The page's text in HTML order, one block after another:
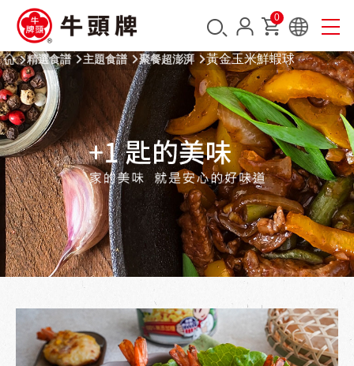
0
精選食譜 主題食譜 聚餐超澎湃 黃金玉米鮮蝦球